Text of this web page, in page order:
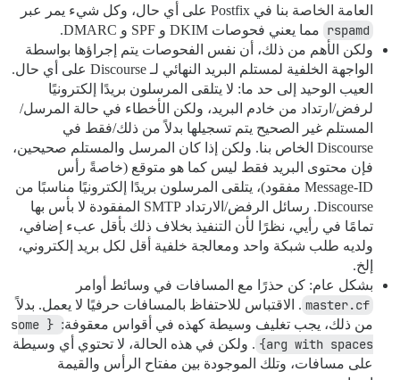
العامة الخاصة بنا في Postfix على أي حال، وكل شيء يمر عبر
rspamd مما يعني فحوصات DKIM و SPF و DMARC.
ولكن الأهم من ذلك، أن نفس الفحوصات يتم إجراؤها بواسطة
الواجهة الخلفية لمستلم البريد النهائي لـ Discourse على أي حال.
العيب الوحيد إلى حد ما: لا يتلقى المرسلون بريدًا إلكترونيًا
لرفض/ارتداد من خادم البريد، ولكن الأخطاء في حالة المرسل/
المستلم غير الصحيح يتم تسجيلها بدلاً من ذلك/فقط في
Discourse الخاص بنا. ولكن إذا كان المرسل والمستلم صحيحين،
فإن محتوى البريد فقط ليس كما هو متوقع (خاصةً رأس
Message-ID مفقود)، يتلقى المرسلون بريدًا إلكترونيًا مناسبًا من
Discourse. رسائل الرفض/الارتداد SMTP المفقودة لا بأس بها
تمامًا في رأيي، نظرًا لأن التنفيذ بخلاف ذلك بأقل عبء إضافي،
ولديه طلب شبكة واحد ومعالجة خلفية أقل لكل بريد إلكتروني،
إلخ.
بشكل عام: كن حذرًا مع المسافات في وسائط أوامر
master.cf . الاقتباس للاحتفاظ بالمسافات حرفيًا لا يعمل. بدلاً
من ذلك، يجب تغليف وسيطة كهذه في أقواس معقوفة:
{some
arg with spaces}
. ولكن في هذه الحالة، لا تحتوي أي وسيطة
على مسافات، وتلك الموجودة بين مفتاح الرأس والقيمة